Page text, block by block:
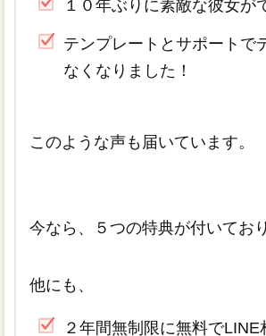
１０年ぶりに素敵な彼女が
テンプレートとサポートで
なくなりました！
このような声も届いています。
今なら、５つの特典が付いており
他にも、
２年間無制限に無料でLINE